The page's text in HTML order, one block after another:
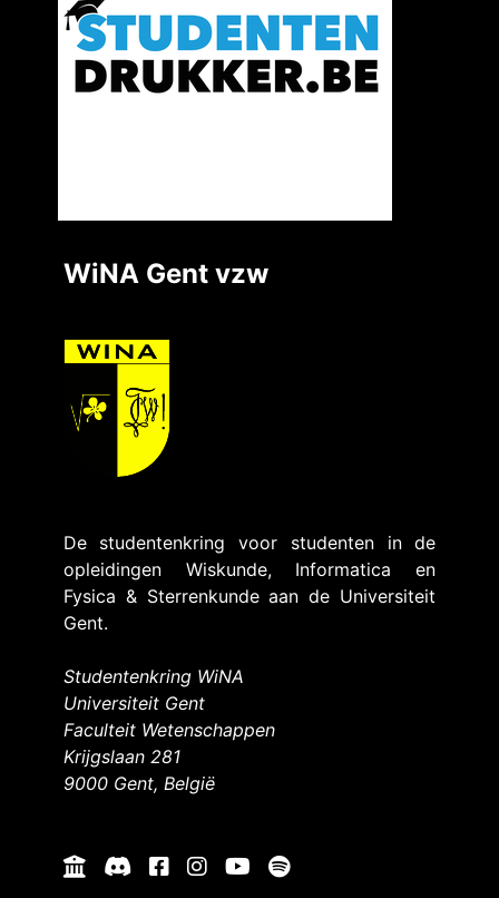
WiNA Gent vzw
De studentenkring voor studenten in de
opleidingen Wiskunde, Informatica en
Fysica & Sterrenkunde aan de Universiteit
Gent.
Studentenkring WiNA
Universiteit Gent
Faculteit Wetenschappen
Krijgslaan 281
9000 Gent, België